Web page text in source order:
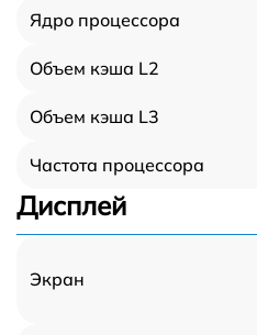
Ядро процессора
Объем кэша L2
Объем кэша L3
Частота процессора
Дисплей
Экран